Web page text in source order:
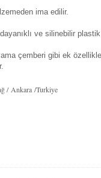
ima edilir.
ve silinebilir plastik
çemberi gibi ek
/ Ankara /Turkiye